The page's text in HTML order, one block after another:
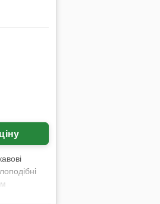
система